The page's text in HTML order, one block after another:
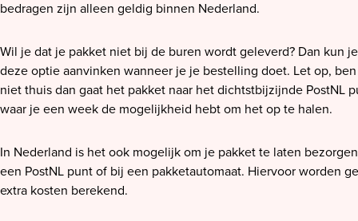
bedragen zijn alleen geldig binnen Nederland.
Wil je dat je pakket niet bij de buren wordt geleverd? Dan kun je
deze optie aanvinken wanneer je je bestelling doet. Let op,
niet thuis dan gaat het pakket naar het dichtstbijzijnde PostNL
waar je een week de mogelijkheid hebt om het op te halen.
In Nederland is het ook mogelijk om je pakket te laten
een PostNL punt of bij een pakketautomaat. Hiervoor worden
extra kosten berekend.